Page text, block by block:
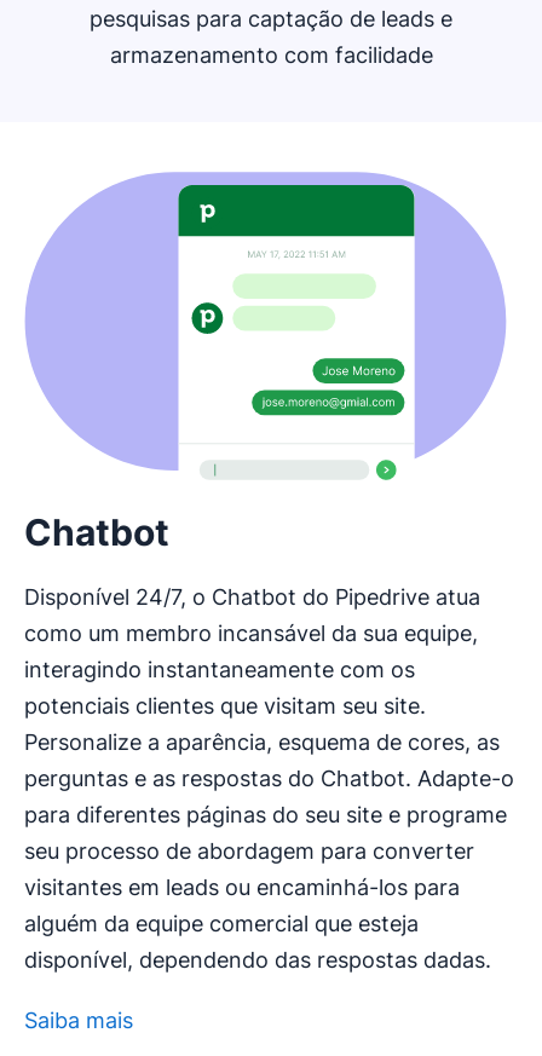
pesquisas para captação de leads e
armazenamento com facilidade
Chatbot
Disponível 24/7, o Chatbot do Pipedrive atua
como um membro incansável da sua equipe,
interagindo instantaneamente com os
potenciais clientes que visitam seu site.
Personalize a aparência, esquema de cores, as
perguntas e as respostas do Chatbot. Adapte-o
para diferentes páginas do seu site e programe
seu processo de abordagem para converter
visitantes em leads ou encaminhá-los para
alguém da equipe comercial que esteja
disponível, dependendo das respostas dadas.
Saiba mais